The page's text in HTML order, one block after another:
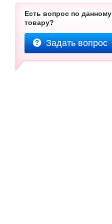
Есть вопрос по данному
товару?
Задать вопрос